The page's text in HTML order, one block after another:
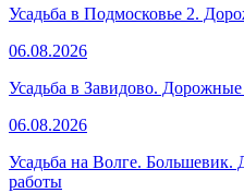
Усадьба в Подмосковье 2.
06.08.2026
Усадьба в Завидово.
06.08.2026
Усадьба на Волге.
работы